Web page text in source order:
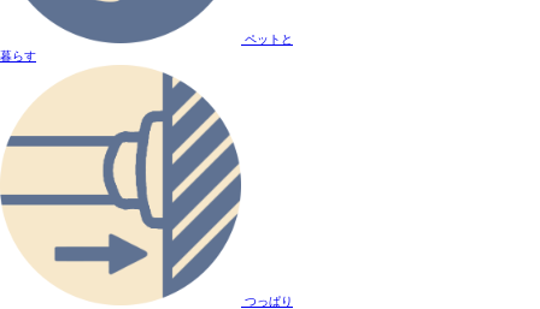
ペットと
暮らす
つっぱり